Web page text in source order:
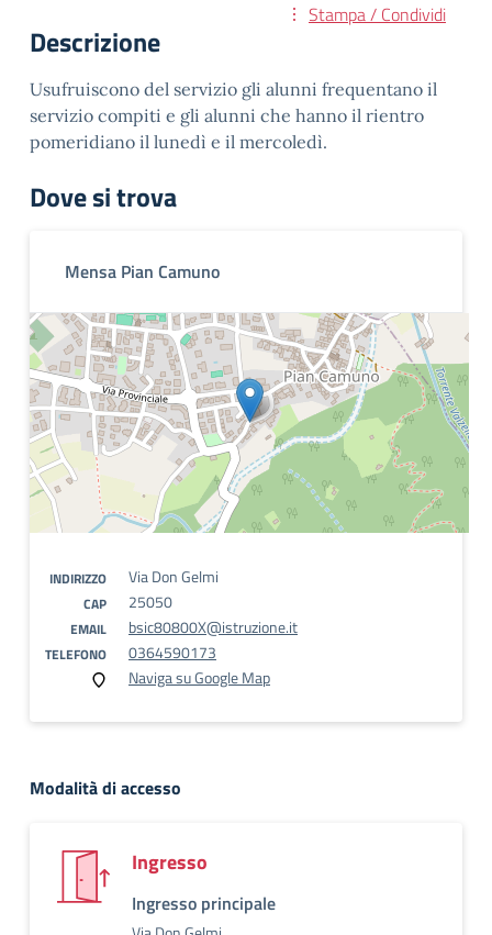
Stampa / Condividi
Descrizione
Usufruiscono del servizio gli alunni frequentano il
servizio compiti e gli alunni che hanno il rientro
pomeridiano il lunedì e il mercoledì.
Dove si trova
Mensa Pian Camuno
INDIRIZZO Via Don Gelmi
CAP 25050
EMAIL bsic80800X@istruzione.it
TELEFONO
0364590173
Naviga su Google Map
Modalità di accesso
Ingresso
Ingresso principale